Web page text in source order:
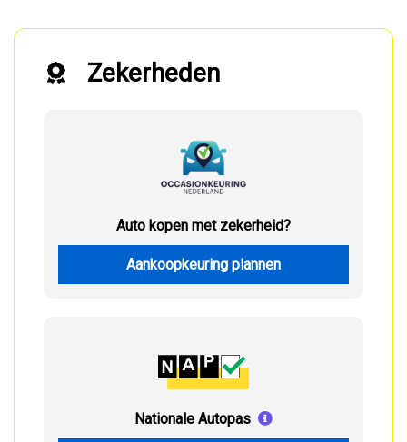
Zekerheden
Auto kopen met zekerheid?
Aankoopkeuring plannen
Nationale Autopas